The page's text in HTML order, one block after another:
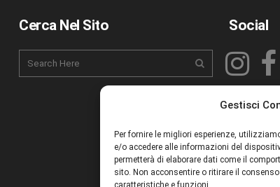
Gestisci
Per fornire le migliori esperienze,
e/o accedere alle informazioni del
permetterà di elaborare dati come il
sito. Non acconsentire o ritirare il
caratteristiche e funzioni.
Cerca Nel Sito Social